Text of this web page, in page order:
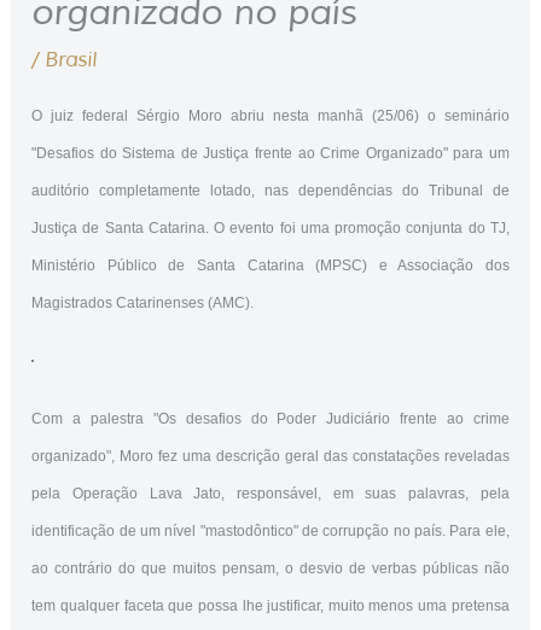
organizado no país
/ Brasil
O juiz federal Sérgio Moro abriu nesta manhã (25/06) o seminário
"Desafios do Sistema de Justiça frente ao Crime Organizado" para um
auditório completamente lotado, nas dependências do Tribunal de
Justiça de Santa Catarina. O evento foi uma promoção conjunta do TJ,
Ministério Público de Santa Catarina (MPSC) e Associação dos
Magistrados Catarinenses (AMC).
Com a palestra "Os desafios do Poder Judiciário frente ao crime
organizado", Moro fez uma descrição geral das constatações reveladas
pela Operação Lava Jato, responsável, em suas palavras, pela
identificação de um nível "mastodôntico" de corrupção no país. Para ele,
ao contrário do que muitos pensam, o desvio de verbas públicas não
tem qualquer faceta que possa lhe justificar, muito menos uma pretensa